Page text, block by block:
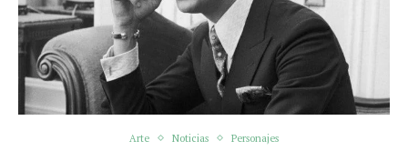
Arte Noticias Personajes